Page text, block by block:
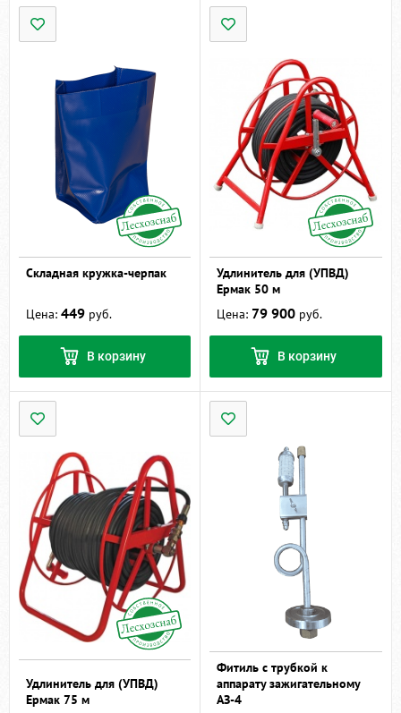
Складная кружка-черпак
Цена: 449 руб.
В корзину
Удлинитель для (УПВД)
Ермак 50 м
Цена: 79 900 руб.
В корзину
Удлинитель для (УПВД)
Ермак 75 м
Фитиль с трубкой к
аппарату зажигательному
АЗ-4